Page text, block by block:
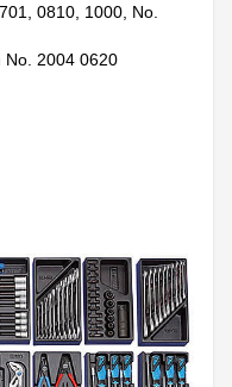
0810, 1000, No.
No. 2004 0620